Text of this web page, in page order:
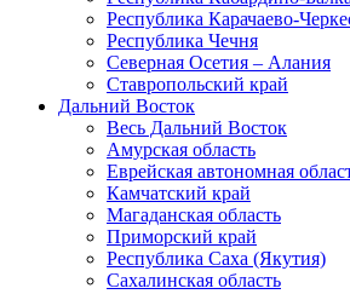
Республика Карачаево-
Республика Чечня
Северная Осетия – Алания
Ставропольский край
Дальний Восток
Весь Дальний Восток
Амурская область
Еврейская автономная
Камчатский край
Магаданская область
Приморский край
Республика Саха (Якутия)
Сахалинская область